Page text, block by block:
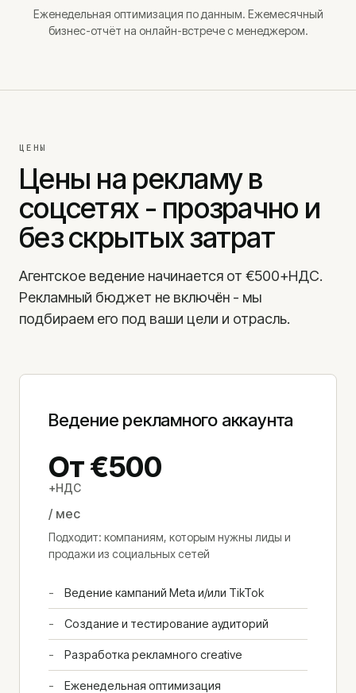
Еженедельная оптимизация по данным. Ежемесячный
бизнес-отчёт на онлайн-встрече с менеджером.
ЦЕНЫ
Цены на рекламу в
соцсетях - прозрачно и
без скрытых затрат
Агентское ведение начинается от €500+НДС.
Рекламный бюджет не включён - мы
подбираем его под ваши цели и отрасль.
Ведение рекламного аккаунта
От €500
+НДС
/ мес
Подходит: компаниям, которым нужны лиды и
продажи из социальных сетей
Ведение кампаний Meta и/или TikTok
Создание и тестирование аудиторий
Разработка рекламного creative
Еженедельная оптимизация